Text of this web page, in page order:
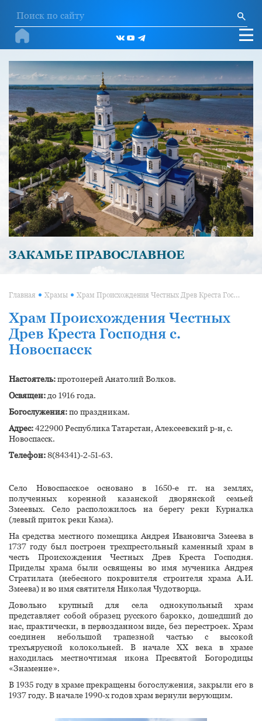
ЗАКАМЬЕ ПРАВОСЛАВНОЕ
Главная Храмы Храм Происхождения Честных Древ Креста Господня с. Новоспасск
Храм Происхождения Честных
Древ Креста Господня с.
Новоспасск
Настоятель:протоиерей Анатолий Волков.
Освящен: до 1916 года.
Богослужения:по праздникам.
Адрес:422900 Республика Татарстан, Алексеевский р-н, с.
Новоспасск.
Телефон:8(84341)-2-51-63.
Село Новоспасское основано в 1650-е гг. на землях,
полученных коренной казанской дворянской семьей
Змеевых. Село расположилось на берегу реки Курналка
(левый приток реки Кама).
На средства местного помещика Андрея Ивановича Змеева в
1737 году был построен трехпрестольный каменный храм в
честь Происхождения Честных Древ Креста Господня.
Приделы храма были освящены во имя мученика Андрея
Стратилата (небесного покровителя строителя храма А.И.
Змеева) и во имя святителя Николая Чудотворца.
Довольно крупный для села однокупольный храм
представляет собой образец русского барокко, дошедший до
нас, практически, в первозданном виде, без перестроек. Храм
соединен небольшой трапезной частью с высокой
трехъярусной колокольней. В начале XX века в храме
находилась местночтимая икона Пресвятой Богородицы
«Знамение».
В 1935 году в храме прекращены богослужения, закрыли его в
1937 году. В начале 1990-х годов храм вернули верующим.